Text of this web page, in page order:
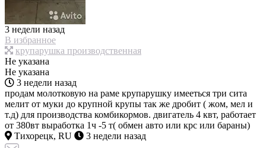
3 недели назад
В избранное
крупарушка производственная
Не указана
Не указана
3 недели назад
продам молотковую на раме крупарушку имееться три сита
мелит от муки до крупной крупы так же дробит ( жом, мел и
т.д) для производства комбикормов. двигатель 4 квт, работает
от 380вт выработка 1ч -5 т( обмен авто или крс или бараны)
Тихорецк, RU
3 недели назад